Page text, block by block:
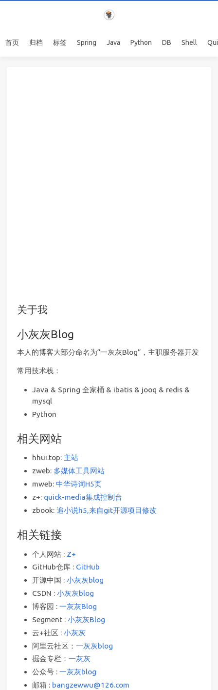
首页 归档 标签 Spring Java Python DB Shell
关于我
小灰灰Blog
本人的博客大部分命名为“一灰灰Blog”，主职服务器开发
常用技术栈：
Java & Spring 全家桶 & ibatis & jooq & redis &
mysql
Python
相关网站
hhui.top: 主站
zweb: 多媒体工具网站
mweb: 中华诗词H5页
z+: quick-media集成控制台
zbook: 追小说h5,来自git开源项目修改
相关链接
个人网站 : Z+
GitHub仓库 : GitHub
开源中国 : 小灰灰blog
CSDN : 小灰灰blog
博客园 : 一灰灰Blog
Segment : 小灰灰Blog
云+社区 : 小灰灰
阿里云社区： 一灰灰blog
掘金专栏： 一灰灰
公众号 : 一灰灰blog
邮箱 : bangzewwu@126.com